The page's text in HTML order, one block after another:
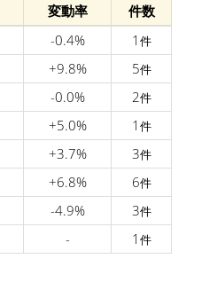
変動率
件数
-0.4% 1 件
+9.8% 5件
-0.0% 2件
+5.0% 1 件
+3.7% 3件
+6.8% 6件
-4.9% 3件
- 1 件